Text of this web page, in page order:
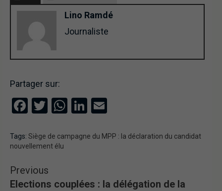
Lino Ramdé
Journaliste
Partager sur:
Facebook
Twitter
WhatsApp
LinkedIn
Tags: Siège de campagne du MPP : la déclaration du candidat
nouvellement élu
Previous
Elections couplées : la délégation de la